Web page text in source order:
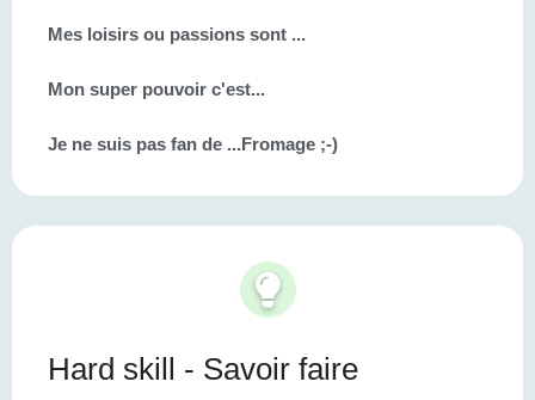
Mes loisirs ou passions sont ...
Mon super pouvoir c'est...
Je ne suis pas fan de ...Fromage ;-)
Hard skill - Savoir faire